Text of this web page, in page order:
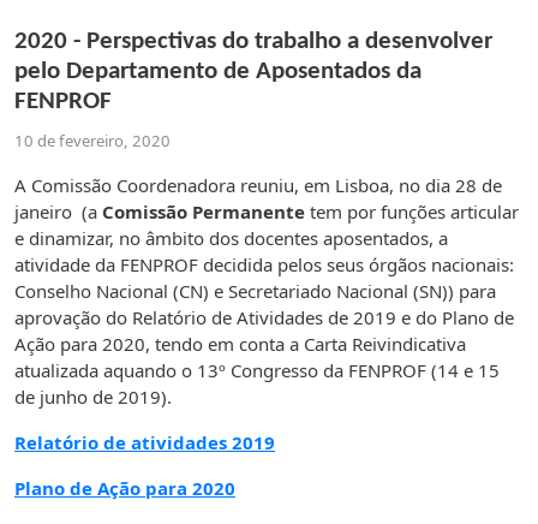
2020 - Perspectivas do trabalho a desenvolver
pelo Departamento de Aposentados da
FENPROF
10 de fevereiro, 2020
A Comissão Coordenadora reuniu, em Lisboa, no dia 28 de
janeiro (a Comissão Permanente tem por funções articular
e dinamizar, no âmbito dos docentes aposentados, a
atividade da FENPROF decidida pelos seus órgãos nacionais:
Conselho Nacional (CN) e Secretariado Nacional (SN)) para
aprovação do Relatório de Atividades de 2019 e do Plano de
Ação para 2020, tendo em conta a Carta Reivindicativa
atualizada aquando o 13º Congresso da FENPROF (14 e 15
de junho de 2019).
Relatório de atividades 2019
Plano de Ação para 2020